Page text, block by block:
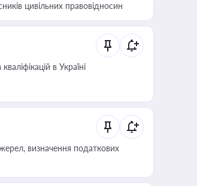
цивільних правовідносин
в Україні
визначення податкових